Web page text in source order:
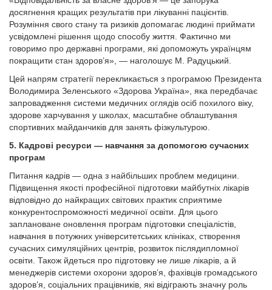
досягнення кращих результатів при лікуванні пацієнтів.
Розуміння свого стану та ризиків допомагає людині приймати
усвідомлені рішення щодо способу життя. Фактично ми
говоримо про державні програми, які допоможуть українцям
покращити стан здоров’я», — наголошує М. Радуцький.
Цей напрям стратегії перекликається з програмою Президента
Володимира Зеленського «Здорова Україна», яка передбачає
запровадження системи медичних оглядів осіб похилого віку,
здорове харчування у школах, масштабне облаштування
спортивних майданчиків для занять фізкультурою.
5. Кадрові ресурси — навчання за допомогою сучасних
програм
Питання кадрів — одна з найбільших проблем медицини.
Підвищення якості професійної підготовки майбутніх лікарів
відповідно до найкращих світових практик сприятиме
конкурентоспроможності медичної освіти. Для цього
заплановане оновлення програм підготовки спеціалістів,
навчання в потужних університетських клініках, створення
сучасних симуляційних центрів, розвиток післядипломної
освіти. Також йдеться про підготовку не лише лікарів, а й
менеджерів системи охорони здоров’я, фахівців громадського
здоров’я, соціальних працівників, які відіграють значну роль